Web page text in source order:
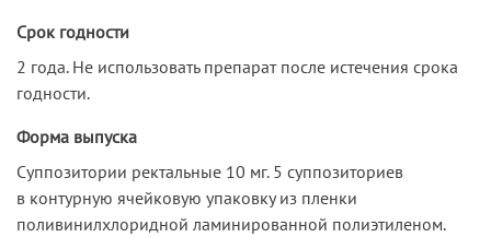
Срок годности
2 года. Не использовать препарат после истечения срока
годности.
Форма выпуска
Суппозитории ректальные 10 мг. 5 суппозиториев
в контурную ячейковую упаковку из пленки
поливинилхлоридной ламинированной полиэтиленом.